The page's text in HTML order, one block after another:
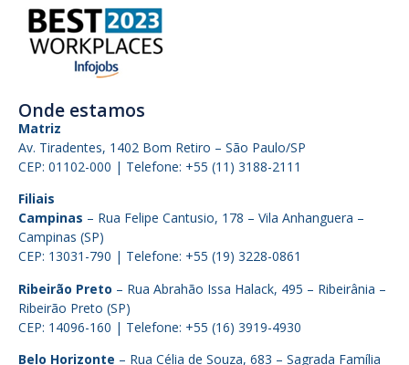
Onde estamos
Matriz
Av. Tiradentes, 1402 Bom Retiro – São Paulo/SP
CEP: 01102-000 | Telefone: +55 (11) 3188-2111
Filiais
Campinas – Rua Felipe Cantusio, 178 – Vila Anhanguera –
Campinas (SP)
CEP: 13031-790 | Telefone: +55 (19) 3228-0861
Ribeirão Preto – Rua Abrahão Issa Halack, 495 – Ribeirânia –
Ribeirão Preto (SP)
CEP: 14096-160 | Telefone: +55 (16) 3919-4930
Belo Horizonte – Rua Célia de Souza, 683 – Sagrada Família